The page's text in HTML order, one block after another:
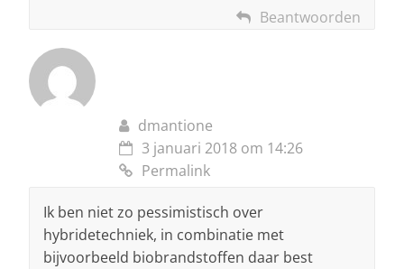
Beantwoorden
dmantione
3 januari 2018 om 14:26
Permalink
Ik ben niet zo pessimistisch over
hybridetechniek, in combinatie met
bijvoorbeeld biobrandstoffen daar best